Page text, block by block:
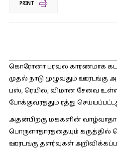
PRINT
கொரோனா பரவல் காரணமாக
முதல் நாடு முழுவதும்
பஸ், ரெயில், விமான சேவை
போக்குவரத்தும் ரத்து
அதன்பிறகு மக்களின்
பொருளாதாரத்தையும்
ஊரடங்கு தளர்வுகள்